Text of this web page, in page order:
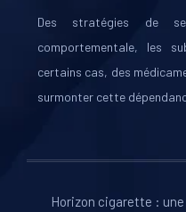
Des stratégies de
comportementale, les
certains cas, des
surmonter cette
Horizon cigarette :